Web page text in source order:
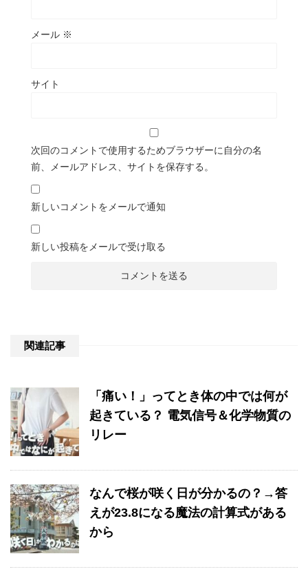
メール ※
サイト
次回のコメントで使用するためブラウザーに自分の名
前、メールアドレス、サイトを保存する。
新しいコメントをメールで通知
新しい投稿をメールで受け取る
関連記事
「痛い！」ってとき体の中では何が
起きている？ 電気信号＆化学物質の
リレー
なんで桜が咲く日が分かるの？→答
えが23.8になる魔法の計算式がある
から